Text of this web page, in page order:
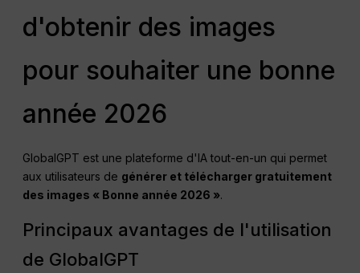
d'obtenir des images
pour souhaiter une bonne
année 2026
GlobalGPT est une plateforme d'IA tout-en-un qui permet
aux utilisateurs de générer et télécharger gratuitement
des images « Bonne année 2026 ».
Principaux avantages de l'utilisation
de GlobalGPT